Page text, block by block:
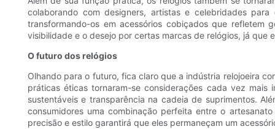
colaborando com designers, artistas e celebridades
transformando-os em acessórios cobiçados que refletem
visibilidade e o desejo por certas marcas de relógios, já
O futuro dos relógios
Olhando para o futuro, fica claro que a indústria relojoeira
práticas éticas tornaram-se considerações cada vez
sustentáveis ​​e transparência na cadeia de suprimentos.
consumidores uma combinação perfeita entre o
precisão e estilo garantirá que eles permaneçam um